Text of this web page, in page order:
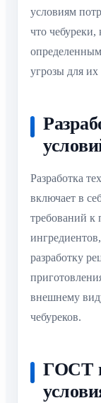
условиям
что
угрозы для их
Разработка
включает в
требований к
разработку
внешнему
чебуреков.
ГОСТ